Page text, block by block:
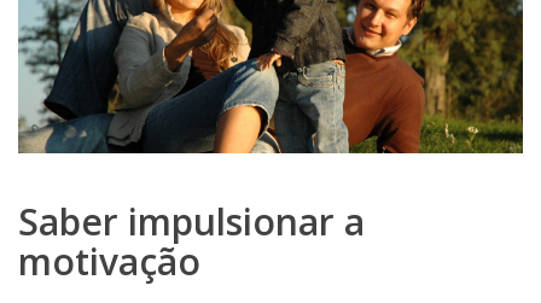
Saber impulsionar a
motivação